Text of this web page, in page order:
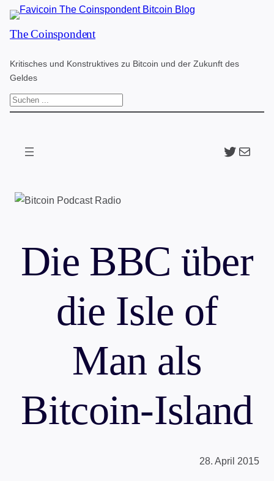
Zum
Inhalt
The Coinspondent
Kritisches und Konstruktives zu Bitcoin und der Zukunft des
Geldes
S
Twitter
The
Die BBC über
die Isle of
Man als
Bitcoin-Island
28. April 2015